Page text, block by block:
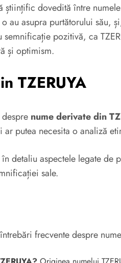
științific dovedită între
au asupra purtătorului său,
semnificație pozitivă, ca
și optimism.
TZERUYA
nume derivate din
ar putea necesita o analiză
detaliu aspectele legate de
sale.
frecvente despre